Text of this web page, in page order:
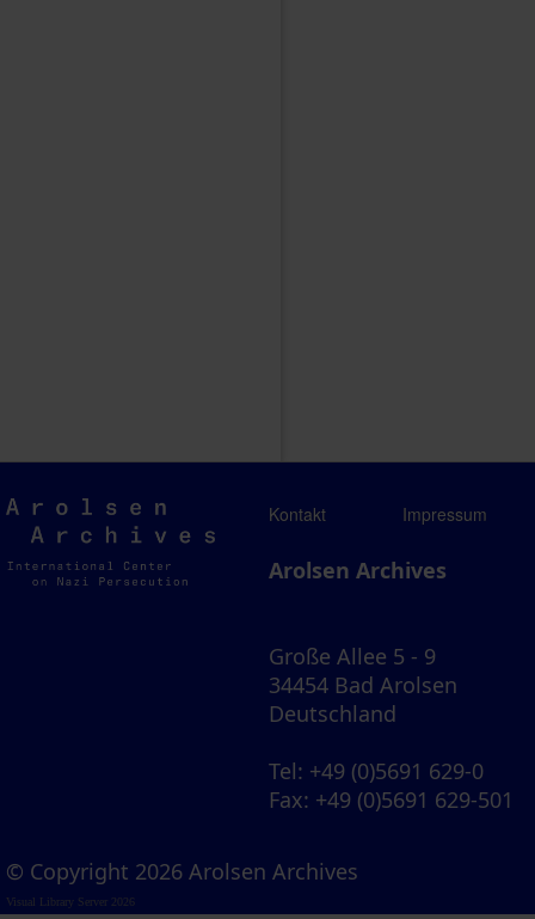
Arolsen
Archives
Kontakt Impressum
Arolsen Archives
Große Allee 5 - 9
34454 Bad Arolsen
Deutschland
Tel: +49 (0)5691 629-0
Fax: +49 (0)5691 629-501
© Copyright 2026 Arolsen Archives
Visual Library Server 2026